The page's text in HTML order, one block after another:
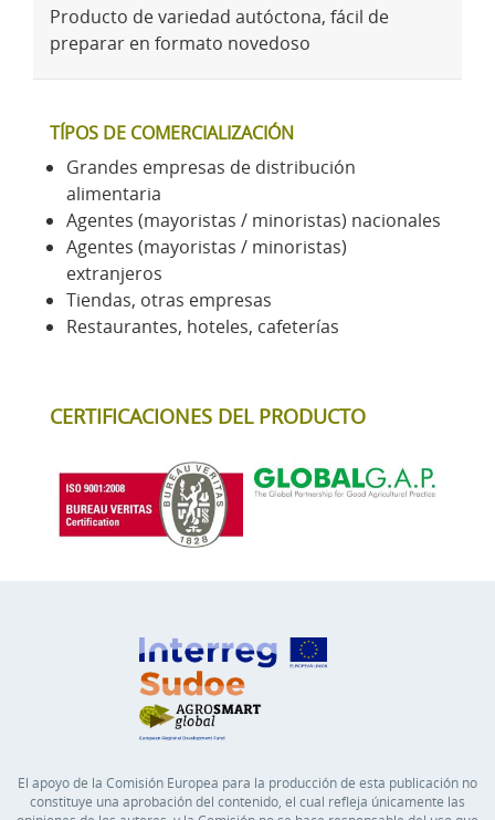
Producto de variedad autóctona, fácil de
preparar en formato novedoso
TÍPOS DE COMERCIALIZACIÓN
Grandes empresas de distribución
alimentaria
Agentes (mayoristas / minoristas) nacionales
Agentes (mayoristas / minoristas)
extranjeros
Tiendas, otras empresas
Restaurantes, hoteles, cafeterías
CERTIFICACIONES DEL PRODUCTO
El apoyo de la Comisión Europea para la producción de esta publicación no
constituye una aprobación del contenido, el cual refleja únicamente las